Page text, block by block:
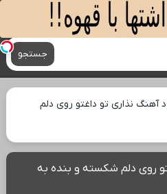
آهنگ های جدید
جستجو
آهنگ نذاری تو داغتو روی دلم
روی دلم شکسته و بنده به